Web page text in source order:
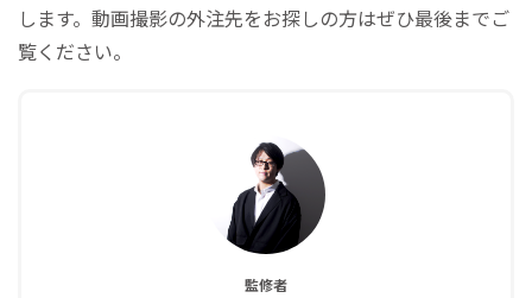
します。動画撮影の外注先をお探しの方はぜひ最後までご
覧ください。
監修者